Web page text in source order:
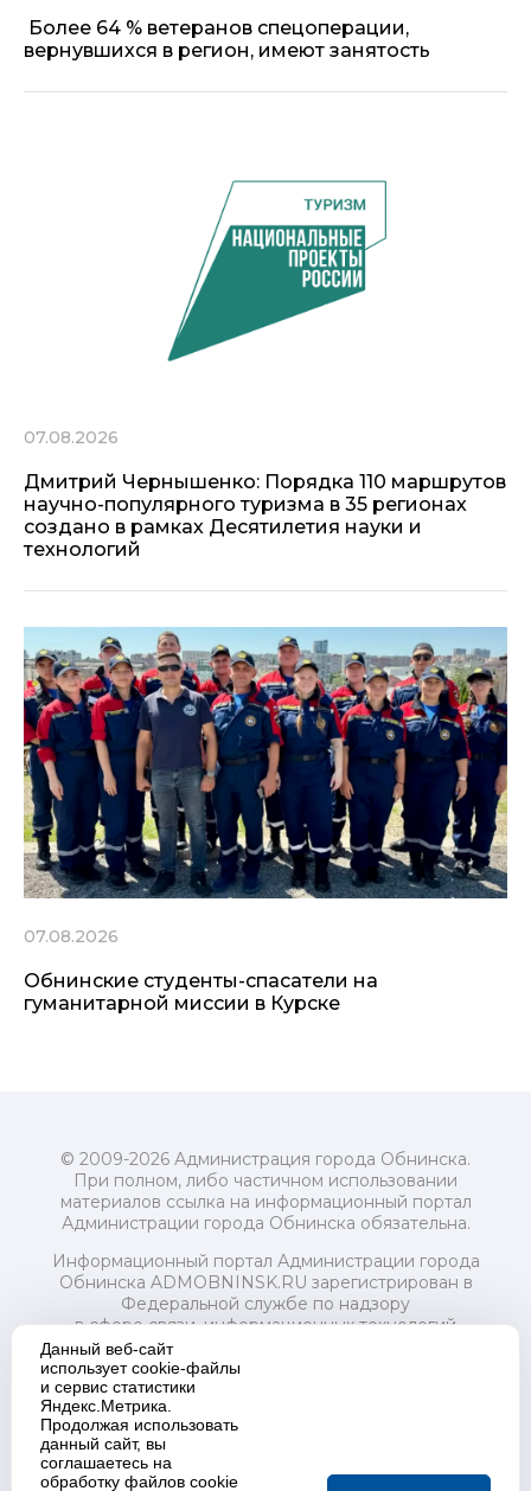
Более 64 % ветеранов спецоперации,
вернувшихся в регион, имеют занятость
07.08.2026
Дмитрий Чернышенко: Порядка 110 маршрутов
научно-популярного туризма в 35 регионах
создано в рамках Десятилетия науки и
технологий
07.08.2026
Обнинские студенты-спасатели на
гуманитарной миссии в Курске
© 2009-2026 Администрация города Обнинска.
При полном, либо частичном использовании
материалов ссылка на информационный портал
Администрации города Обнинска обязательна.
Информационный портал Администрации города
Обнинска ADMOBNINSK.RU зарегистрирован в
Федеральной службе по надзору
в сфере связи, информационных технологий
и массовых коммуникаций (Роскомнадзор) 24 июля
2018 года.
Свидетельство о регистрации Эл № ФС77-73321
Учредитель: Администрация (исполнительно-
распорядительный орган) городского округа "Город
Обнинск". Главный редактор: Байкова Е.А.
Данный веб-сайт
использует cookie-файлы
и сервис статистики
Яндекс.Метрика.
Продолжая использовать
данный сайт, вы
соглашаетесь на
обработку файлов cookie